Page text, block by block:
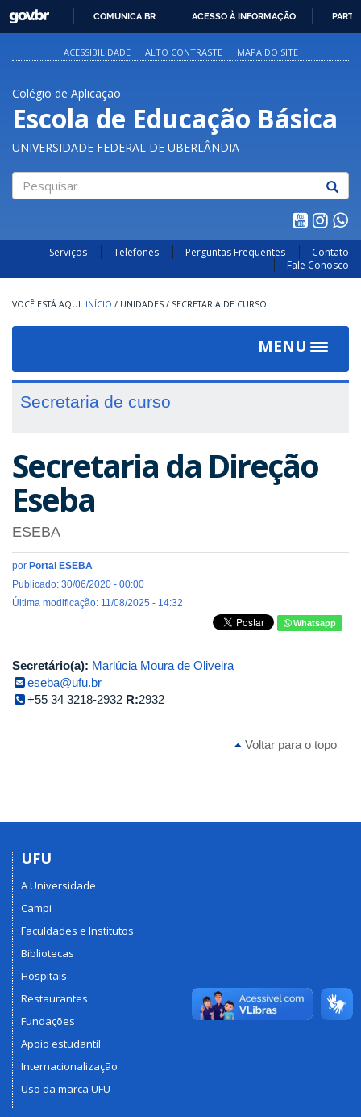
PARA
O
GOVBR
COMUNICA BR ACESSO À INFORMAÇÃO
ACESSIBILIDADE ALTO CONTRASTE MAPA DO SITE
Colégio de Aplicação
Escola de Educação Básica
UNIVERSIDADE FEDERAL DE UBERLÂNDIA
Serviços Telefones Perguntas Frequentes
Contato
Fale Conosco
INÍCIO / UNIDADES / SECRETARIA DE CURSO
MENU
Toggle
Secretaria de curso
Secretaria da Direção
Eseba
ESEBA
por Portal ESEBA
Publicado: 30/06/2020 - 00:00
Última modificação: 11/08/2025 - 14:32
Whatsapp
Secretário(a): Marlúcia Moura de Oliveira
eseba@ufu.br
+55 34 3218-2932 R:2932
Voltar para o topo
UFU
A Universidade
Campi
Faculdades e Institutos
Bibliotecas
Hospitais
Restaurantes
Fundações
Apoio estudantil
Internacionalização
Uso da marca UFU